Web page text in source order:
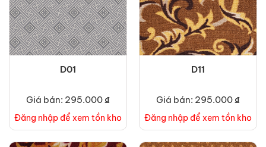
D01
Giá bán: 295.000 ₫
Đăng nhập để xem tồn kho
D11
Giá bán: 295.000 ₫
Đăng nhập để xem tồn kho